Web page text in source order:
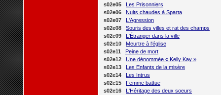
s02e05
Les Prisonniers
s02e06
Nuits chaudes à Sparta
s02e07
L'Agression
s02e08
Souris des villes et rat des champs
s02e09
L'Étranger dans la ville
s02e10
Meurtre à l'église
s02e11
Peine de mort
s02e12
Une dénommée « Kelly Kay »
s02e13
Les Enfants de la misère
s02e14
Les Intrus
s02e15
Femme battue
s02e16
L'Héritage des deux soeurs